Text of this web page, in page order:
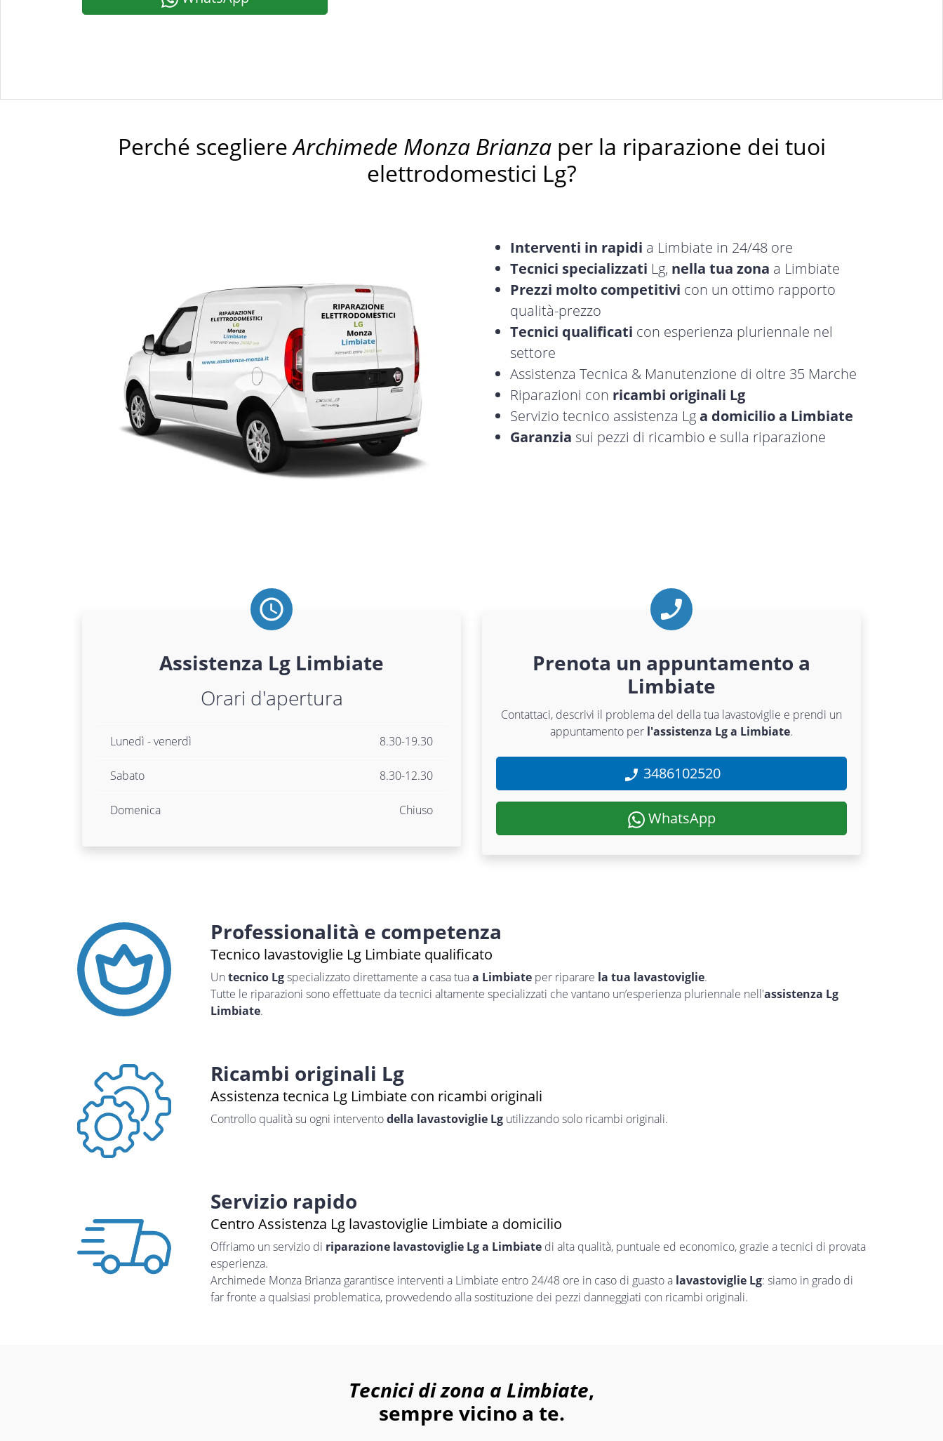
Perché scegliereArchimede Monza Brianzaper la riparazione dei tuoi
elettrodomestici Lg?
Interventi in rapidi a Limbiate in 24/48 ore
Tecnici specializzati Lg, nella tua zona a Limbiate
Prezzi molto competitivi con un ottimo rapporto
qualità-prezzo
Tecnici qualificati con esperienza pluriennale nel
settore
Assistenza Tecnica & Manutenzione di oltre 35 Marche
Riparazioni con ricambi originali Lg
Servizio tecnico assistenza Lga domicilio a Limbiate
Garanzia sui pezzi di ricambio e sulla riparazione
Assistenza Lg Limbiate
Orari d'apertura
Lunedì - venerdì 8.30-19.30
Sabato 8.30-12.30
Domenica Chiuso
Prenota un appuntamento a
Limbiate
Contattaci, descrivi il problema del della tua lavastoviglie e prendi un
appuntamento per l'assistenza Lg a Limbiate.
3486102520
WhatsApp
Professionalità e competenza
Tecnico lavastoviglie Lg Limbiate qualificato
Un tecnico Lgspecializzato direttamente a casa tuaa Limbiate per riparare la tua lavastoviglie.
Tutte le riparazioni sono effettuate da tecnici altamente specializzati che vantano un’esperienza pluriennale nell'assistenza Lg
Limbiate.
Ricambi originali Lg
Assistenza tecnica Lg Limbiate con ricambi originali
Controllo qualità su ogni interventodella lavastoviglie Lg utilizzando solo ricambi originali.
Servizio rapido
Centro Assistenza Lg lavastoviglie Limbiate a domicilio
Offriamo un servizio di riparazione lavastoviglie Lg a Limbiate di alta qualità, puntuale ed economico, grazie a tecnici di provata
esperienza.
Archimede Monza Brianza garantisce interventi a Limbiate entro 24/48 ore in caso di guasto a lavastoviglie Lg: siamo in grado di
far fronte a qualsiasi problematica, provvedendo alla sostituzione dei pezzi danneggiati con ricambi originali.
Tecnici di zona a Limbiate,
sempre vicino a te.